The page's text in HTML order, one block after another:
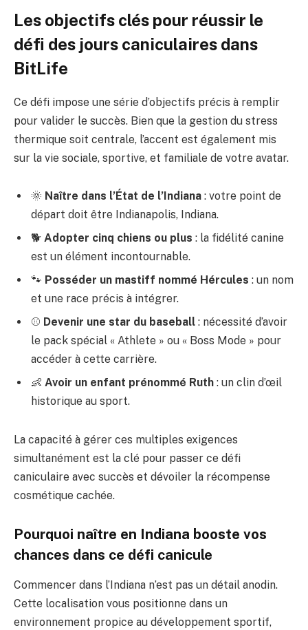
Les objectifs clés pour réussir le
défi des jours caniculaires dans
BitLife
Ce défi impose une série d’objectifs précis à remplir
pour valider le succès. Bien que la gestion du stress
thermique soit centrale, l’accent est également mis
sur la vie sociale, sportive, et familiale de votre avatar.
🌞 Naître dans l’État de l’Indiana : votre point de
départ doit être Indianapolis, Indiana.
🐕 Adopter cinq chiens ou plus : la fidélité canine
est un élément incontournable.
🐾 Posséder un mastiff nommé Hércules : un nom
et une race précis à intégrer.
⚾ Devenir une star du baseball : nécessité d’avoir
le pack spécial « Athlete » ou « Boss Mode » pour
accéder à cette carrière.
👶 Avoir un enfant prénommé Ruth : un clin d’œil
historique au sport.
La capacité à gérer ces multiples exigences
simultanément est la clé pour passer ce défi
caniculaire avec succès et dévoiler la récompense
cosmétique cachée.
Pourquoi naître en Indiana booste vos
chances dans ce défi canicule
Commencer dans l’Indiana n’est pas un détail anodin.
Cette localisation vous positionne dans un
environnement propice au développement sportif,